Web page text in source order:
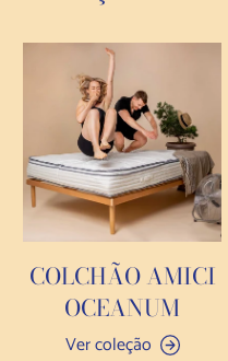
COLCHÃO AMICI
OCEANUM
Ver coleção